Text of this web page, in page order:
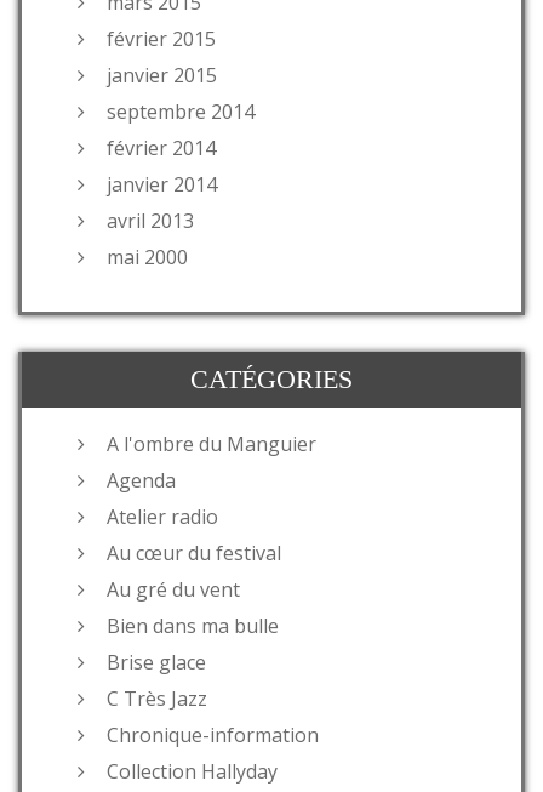
février 2015
janvier 2015
septembre 2014
février 2014
janvier 2014
avril 2013
mai 2000
CATÉGORIES
A l'ombre du Manguier
Agenda
Atelier radio
Au cœur du festival
Au gré du vent
Bien dans ma bulle
Brise glace
C Très Jazz
Chronique-information
Collection Hallyday